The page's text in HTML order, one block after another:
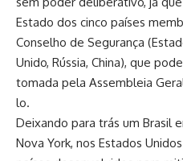
Estado dos cinco países
Conselho de Segurança
Unido, Rússia, China), que
tomada pela Assembleia
lo.
Deixando para trás um Brasil
Nova York, nos Estados